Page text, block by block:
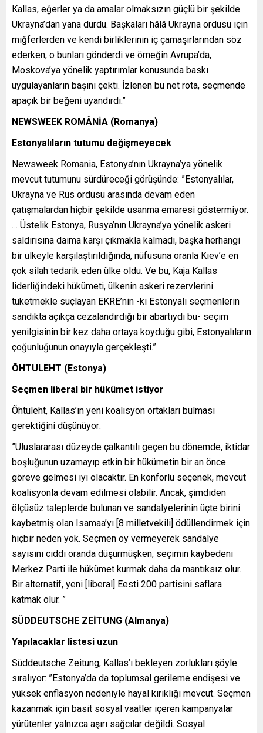
Kallas, eğerler ya da amalar olmaksızın güçlü bir şekilde
Ukrayna’dan yana durdu. Başkaları hâlâ Ukrayna ordusu için
miğferlerden ve kendi birliklerinin iç çamaşırlarından söz
ederken, o bunları gönderdi ve örneğin Avrupa’da,
Moskova’ya yönelik yaptırımlar konusunda baskı
uygulayanların başını çekti. İzlenen bu net rota, seçmende
apaçık bir beğeni uyandırdı.”
NEWSWEEK ROMÂNİA (Romanya)
Estonyalıların tutumu değişmeyecek
Newsweek Romania, Estonya’nın Ukrayna’ya yönelik
mevcut tutumunu sürdüreceği görüşünde: ”Estonyalılar,
Ukrayna ve Rus ordusu arasında devam eden
çatışmalardan hiçbir şekilde usanma emaresi göstermiyor.
… Üstelik Estonya, Rusya’nın Ukrayna’ya yönelik askeri
saldırısına daima karşı çıkmakla kalmadı, başka herhangi
bir ülkeyle karşılaştırıldığında, nüfusuna oranla Kiev’e en
çok silah tedarik eden ülke oldu. Ve bu, Kaja Kallas
liderliğindeki hükümeti, ülkenin askeri rezervlerini
tüketmekle suçlayan EKRE’nin -ki Estonyalı seçmenlerin
sandıkta açıkça cezalandırdığı bir abartıydı bu- seçim
yenilgisinin bir kez daha ortaya koyduğu gibi, Estonyalıların
çoğunluğunun onayıyla gerçekleşti.”
ÕHTULEHT (Estonya)
Seçmen liberal bir hükümet istiyor
Õhtuleht, Kallas’ın yeni koalisyon ortakları bulması
gerektiğini düşünüyor:
”Uluslararası düzeyde çalkantılı geçen bu dönemde, iktidar
boşluğunun uzamayıp etkin bir hükümetin bir an önce
göreve gelmesi iyi olacaktır. En konforlu seçenek, mevcut
koalisyonla devam edilmesi olabilir. Ancak, şimdiden
ölçüsüz taleplerde bulunan ve sandalyelerinin üçte birini
kaybetmiş olan Isamaa’yı [8 milletvekili] ödüllendirmek için
hiçbir neden yok. Seçmen oy vermeyerek sandalye
sayısını ciddi oranda düşürmüşken, seçimin kaybedeni
Merkez Parti ile hükümet kurmak daha da mantıksız olur.
Bir alternatif, yeni [liberal] Eesti 200 partisini saflara
katmak olur. ”
SÜDDEUTSCHE ZEİTUNG (Almanya)
Yapılacaklar listesi uzun
Süddeutsche Zeitung, Kallas’ı bekleyen zorlukları şöyle
sıralıyor: ”Estonya’da da toplumsal gerileme endişesi ve
yüksek enflasyon nedeniyle hayal kırıklığı mevcut. Seçmen
kazanmak için basit sosyal vaatler içeren kampanyalar
yürütenler yalnızca aşırı sağcılar değildi. Sosyal